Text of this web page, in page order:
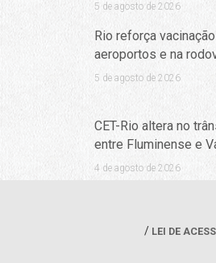
5 de agosto de 2026
Rio reforça
aeroportos e na
5 de agosto de 2026
CET-Rio altera no
entre Fluminense e
4 de agosto de 2026
LEI DE